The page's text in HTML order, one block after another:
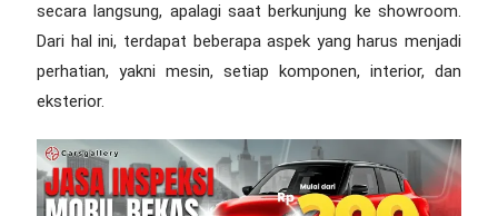
secara langsung, apalagi saat berkunjung ke showroom.
Dari hal ini, terdapat beberapa aspek yang harus menjadi
perhatian, yakni mesin, setiap komponen, interior, dan
eksterior.